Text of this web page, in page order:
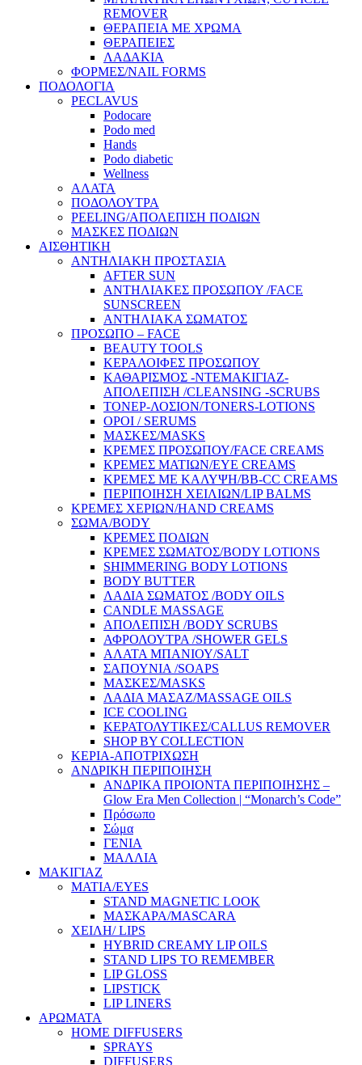
REMOVER
ΘΕΡΑΠΕΙΑ ΜΕ ΧΡΩΜΑ
ΘΕΡΑΠΕΙΕΣ
ΛΑΔΑΚΙΑ
ΦΟΡΜΕΣ/NAIL FORMS
ΠΟΔΟΛΟΓΙΑ
PECLAVUS
Podocare
Podo med
Hands
Podo diabetic
Wellness
ΑΛΑΤΑ
ΠΟΔΟΛΟΥΤΡΑ
PEELING/ΑΠΟΛΕΠΙΣΗ ΠΟΔΙΩΝ
ΜΑΣΚΕΣ ΠΟΔΙΩΝ
ΑΙΣΘΗΤΙΚΗ
ΑΝΤΗΛΙΑΚΗ ΠΡΟΣΤΑΣΙΑ
AFTER SUN
ΑΝΤΗΛΙΑΚΕΣ ΠΡΟΣΩΠΟΥ /FACE
SUNSCREEN
ΑΝΤΗΛΙΑΚΑ ΣΩΜΑΤΟΣ
ΠΡΟΣΩΠΟ – FACE
BEAUTY TOOLS
ΚΕΡΑΛΟΙΦΕΣ ΠΡΟΣΩΠΟΥ
ΚΑΘΑΡΙΣΜΟΣ -ΝΤΕΜΑΚΙΓΙΑΖ-
ΑΠΟΛΕΠΙΣΗ /CLEANSING -SCRUBS
ΤΟΝΕΡ-ΛΟΣΙΟΝ/TONERS-LOTIONS
ΟΡΟΙ / SERUMS
ΜΑΣΚΕΣ/MASKS
ΚΡΕΜΕΣ ΠΡΟΣΩΠΟΥ/FACE CREAMS
ΚΡΕΜΕΣ ΜΑΤΙΩΝ/EYE CREAMS
ΚΡΕΜΕΣ ΜΕ ΚΑΛΥΨΗ/BB-CC CREAMS
ΠΕΡΙΠΟΙΗΣΗ ΧΕΙΛΙΩΝ/LIP BALMS
ΚΡΕΜΕΣ ΧΕΡΙΩΝ/HAND CREAMS
ΣΩΜΑ/BODY
ΚΡΕΜΕΣ ΠΟΔΙΩΝ
ΚΡΕΜΕΣ ΣΩΜΑΤΟΣ/BODY LOTIONS
SHIMMERING BODY LOTIONS
BODY BUTTER
ΛΑΔΙΑ ΣΩΜΑΤΟΣ /BODY OILS
CANDLE MASSAGE
ΑΠΟΛΕΠΙΣΗ /BODY SCRUBS
ΑΦΡΟΛΟΥΤΡΑ /SHOWER GELS
ΑΛΑΤΑ ΜΠΑΝΙΟΥ/SALT
ΣΑΠΟΥΝΙΑ /SOAPS
ΜΑΣΚΕΣ/MASKS
ΛΑΔΙΑ ΜΑΣΑΖ/MASSAGE OILS
ICE COOLING
ΚΕΡΑΤΟΛΥΤΙΚΕΣ/CALLUS REMOVER
SHOP BY COLLECTION
ΚΕΡΙΑ-ΑΠΟΤΡΙΧΩΣΗ
ΑΝΔΡΙΚΗ ΠΕΡΙΠΟΙΗΣΗ
ΑΝΔΡΙΚΑ ΠΡΟΙΟΝΤΑ ΠΕΡΙΠΟΙΗΣΗΣ –
Glow Era Men Collection | “Monarch’s Code”
Πρόσωπο
Σώμα
ΓΕΝΙΑ
ΜΑΛΛΙΑ
ΜΑΚΙΓΙΑΖ
ΜΑΤΙΑ/EYES
STAND MAGNETIC LOOK
ΜΑΣΚΑΡΑ/MASCARA
ΧΕΙΛΗ/ LIPS
HYBRID CREAMY LIP OILS
STAND LIPS TO REMEMBER
LIP GLOSS
LIPSTICK
LIP LINERS
ΑΡΩΜΑΤΑ
HOME DIFFUSERS
SPRAYS
DIFFUSERS